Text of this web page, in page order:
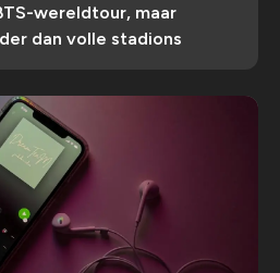
wereldtour, maar
dan volle stadions